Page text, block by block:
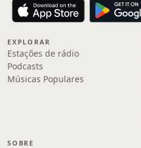
EXPLORAR
Estações de rádio
Podcasts
Músicas Populares
SOBRE